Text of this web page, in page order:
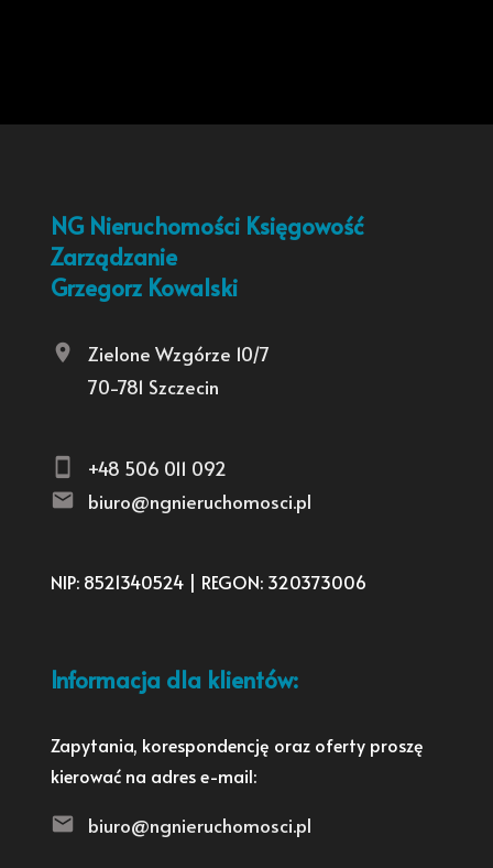
NG Nieruchomości Księgowość
Zarządzanie
Grzegorz Kowalski
Zielone Wzgórze 10/7
70-781 Szczecin
+48 506 011 092
biuro@ngnieruchomosci.pl
NIP: 8521340524 | REGON: 320373006
Informacja dla klientów:
Zapytania, korespondencję oraz oferty proszę
kierować na adres e-mail:
biuro@ngnieruchomosci.pl